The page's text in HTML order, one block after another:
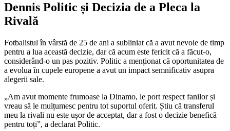
Dennis Politic și Decizia de a Pleca la
Rivală
Fotbalistul în vârstă de 25 de ani a subliniat că a avut nevoie de timp
pentru a lua această decizie, dar că acum este fericit că a făcut-o,
considerând-o un pas pozitiv. Politic a menționat că oportunitatea de
a evolua în cupele europene a avut un impact semnificativ asupra
alegerii sale.
„Am avut momente frumoase la Dinamo, le port respect fanilor și
vreau să le mulțumesc pentru tot suportul oferit. Știu că transferul
meu la rivali nu este ușor de acceptat, dar a fost o decizie benefică
pentru toți”, a declarat Politic.